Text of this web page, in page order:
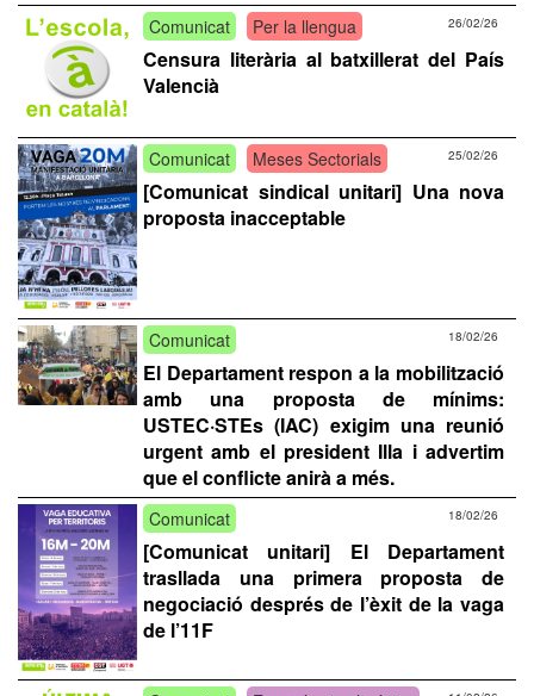
Comunicat Per la llengua 26/02/26
Censura literària al batxillerat del País
Valencià
Comunicat Meses Sectorials 25/02/26
[Comunicat sindical unitari] Una nova
proposta inacceptable
Comunicat 18/02/26
El Departament respon a la mobilització
amb una proposta de mínims:
USTEC·STEs (IAC) exigim una reunió
urgent amb el president Illa i advertim
que el conflicte anirà a més.
Comunicat 18/02/26
[Comunicat unitari] El Departament
trasllada una primera proposta de
negociació després de l’èxit de la vaga
de l’11F